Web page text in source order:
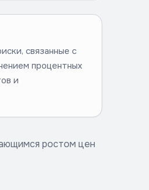
связанные с
процентных
и
ростом цен